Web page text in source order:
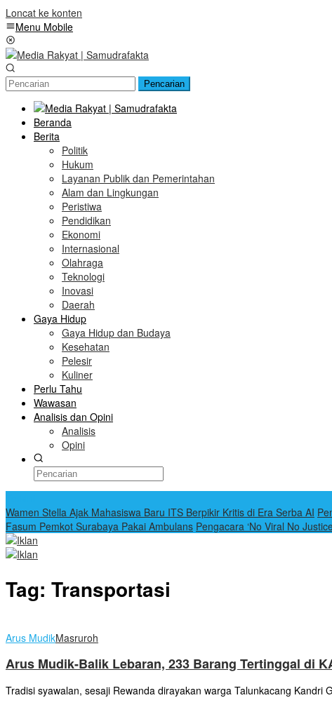
Loncat ke konten
Menu Mobile
Pencarian
Beranda
Berita
Politik
Hukum
Layanan Publik dan Pemerintahan
Alam dan Lingkungan
Peristiwa
Pendidikan
Ekonomi
Internasional
Olahraga
Teknologi
Inovasi
Daerah
Gaya Hidup
Gaya Hidup dan Budaya
Kesehatan
Pelesir
Kuliner
Perlu Tahu
Wawasan
Analisis dan Opini
Analisis
Opini
Wamen Stella Ajak Mahasiswa Baru ITS Berpikir Kritis di Era Serba AI
Fasum Pemkot Surabaya Pakai Ambulans Pengacara ‘No Viral No
Tag: Transportasi
Arus MudikMasruroh
Arus Mudik-Balik Lebaran, 233 Barang Tertinggal di
Tradisi syawalan, sesaji Rewanda dirayakan warga Talunkacang Kandri